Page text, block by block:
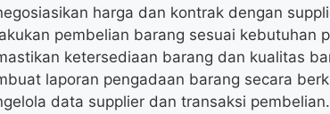
harga dan kontrak dengan
pembelian barang sesuai kebutuhan
ketersediaan barang dan kualitas
laporan pengadaan barang secara
data supplier dan transaksi pembelian.